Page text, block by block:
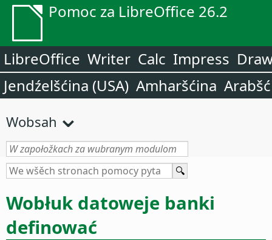
Pomoc za LibreOffice 26.2
LibreOffice Writer Calc Impress
Jendźelšćina (USA) Amharšćina
Wobsah
Wobłuk datoweje banki
definować